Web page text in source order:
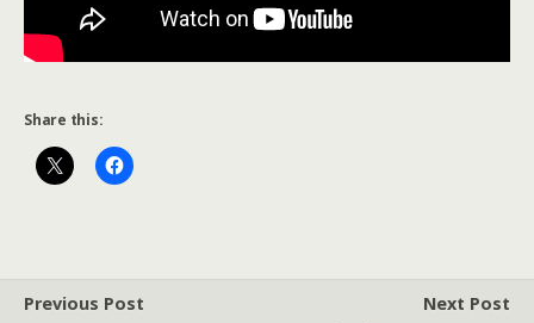
Share this:
Previous Post Next Post